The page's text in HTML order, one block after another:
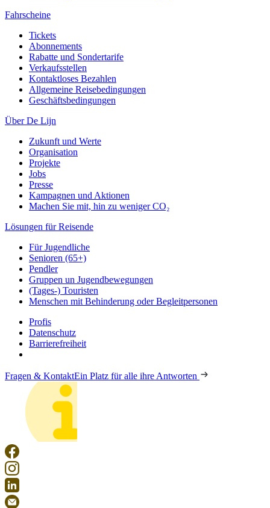
Fahrscheine
Tickets
Abonnements
Rabatte und Sondertarife
Verkaufsstellen
Kontaktloses Bezahlen
Allgemeine Reisebedingungen
Geschäftsbedingungen
Über De Lijn
Zukunft und Werte
Organisation
Projekte
Jobs
Presse
Kampagnen und Aktionen
Machen Sie mit, hin zu weniger CO₂
Lösungen für Reisende
Für Jugendliche
Senioren (65+)
Pendler
Gruppen un Jugendbewegungen
(Tages-) Touristen
Menschen mit Behinderung oder Begleitpersonen
Profis
Datenschutz
Barrierefreiheit
Fragen & KontaktEin Platz für alle ihre Antworten